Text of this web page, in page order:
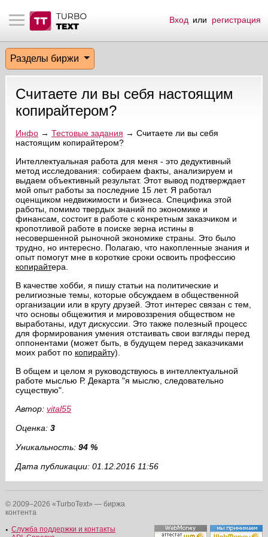
материалы
биржи
пользователи
эфир
на сайте
пользователей
сообщения
по форуму
Вход или регистрация
Разделы биржи
Считаете ли вы себя настоящим
копирайтером?
Инфо→ Тестовые задания → Считаете ли вы себя
настоящим копирайтером?
Интеллектуальная работа для меня - это дедуктивный
метод исследования: собираем факты, анализируем и
выдаем объективный результат. Этот вывод подтверждает
мой опыт работы за последние 15 лет. Я работал
оценщиком недвижимости и бизнеса. Специфика этой
работы, помимо твердых знаний по экономике и
финансам, состоит в работе с конкретным заказчиком и
кропотливой работе в поиске зерна истины в
несовершенной рыночной экономике страны. Это было
трудно, но интересно. Полагаю, что накопленные знания и
опыт помогут мне в короткие сроки освоить профессию
копирайтера.
В качестве хобби, я пишу статьи на политические и
религиозные темы, которые обсуждаем в общественной
организации или в кругу друзей. Этот интерес связан с тем,
что основы общежития и мировоззрения обществом не
выработаны, идут дискуссии. Это также полезный процесс
для формирования умения отстаивать свои взгляды перед
оппонентами (может быть, в будущем перед заказчиками
моих работ по копирайту).
В общем и целом я руководствуюсь в интеллектуальной
работе мыслью Р. Декарта "я мыслю, следовательно
существую".
Автор: vital55
Оценка: 3
Уникальность: 94 %
Дата публикации: 01.12.2016 11:56
© 2009–2026 «TurboText» — биржа
контента
Служба поддержки и контакты